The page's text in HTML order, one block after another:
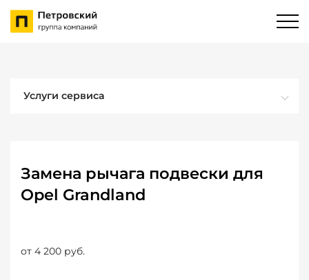
Услуги сервиса
Замена рычага подвески для
Opel Grandland
от 4 200 руб.